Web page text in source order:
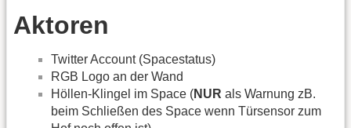
Aktoren
Twitter Account (Spacestatus)
RGB Logo an der Wand
Höllen-Klingel im Space (NUR als Warnung zB.
beim Schließen des Space wenn Türsensor zum